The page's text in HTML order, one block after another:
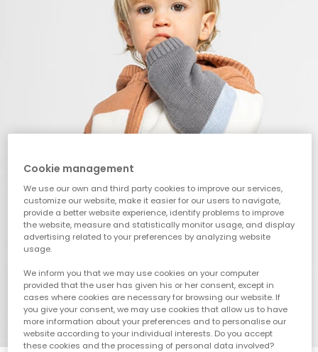
3 5
Cookie management
We use our own and third party cookies to improve our services,
customize our website, make it easier for our users to navigate,
provide a better website experience, identify problems to improve
the website, measure and statistically monitor usage, and display
advertising related to your preferences by analyzing website
usage.
We inform you that we may use cookies on your computer
provided that the user has given his or her consent, except in
cases where cookies are necessary for browsing our website. If
you give your consent, we may use cookies that allow us to have
more information about your preferences and to personalise our
website according to your individual interests. Do you accept
these cookies and the processing of personal data involved?